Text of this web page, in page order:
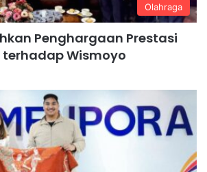
Olahraga
Penghargaan Prestasi
terhadap Wismoyo